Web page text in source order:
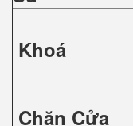
Khoá
Chặn Cửa